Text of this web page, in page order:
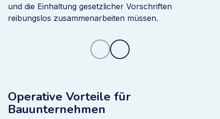
Bauunternehmen, die Bizzmine implementieren,
nutzen die Plattform häufig, um das
Auftragnehmer hinweg zu koordinieren.
Inspektionsergebnisse, Vorfallmeldungen und
transparent.
Diese zentrale Überwachung ermöglicht es
und die Einhaltung gesetzlicher Vorschriften
reibungslos zusammenarbeiten müssen.
Operative Vorteile für
Bauunternehmen